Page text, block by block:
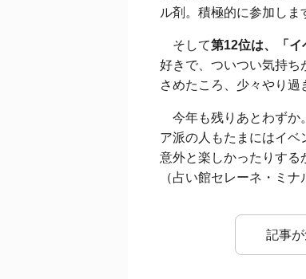
ル剤。積極的に参加しま
そして第12位は、「
好きで、ついつい気持ち
さめたころ、少々やり過
今年も残りあとわずか
ア派の人もたまにはイ
意外と楽しかったりする
（占い館セレーネ・ミナ
記事